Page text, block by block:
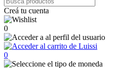
Creá tu cuenta
0
0